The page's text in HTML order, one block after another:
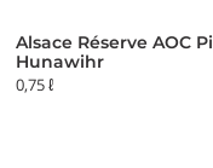
Alsace Réserve AOC
Hunawihr
0,75 ℓ